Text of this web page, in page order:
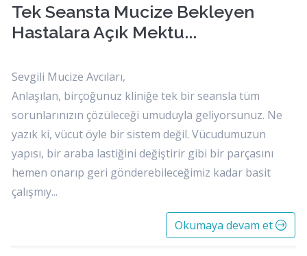
Tek Seansta Mucize Bekleyen
Hastalara Açık Mektu...
Sevgili Mucize Avcıları,
Anlaşılan, birçoğunuz kliniğe tek bir seansla tüm
sorunlarınızın çözüleceği umuduyla geliyorsunuz. Ne
yazık ki, vücut öyle bir sistem değil. Vücudumuzun
yapısı, bir araba lastiğini değiştirir gibi bir parçasını
hemen onarıp geri gönderebileceğimiz kadar basit
çalışmıy...
Okumaya devam et